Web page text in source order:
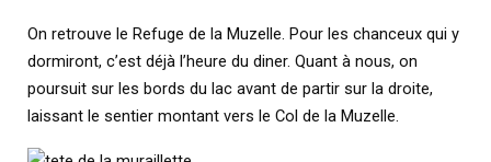
On retrouve le Refuge de la Muzelle. Pour les chanceux qui y
dormiront, c’est déjà l’heure du diner. Quant à nous, on
poursuit sur les bords du lac avant de partir sur la droite,
laissant le sentier montant vers le Col de la Muzelle.